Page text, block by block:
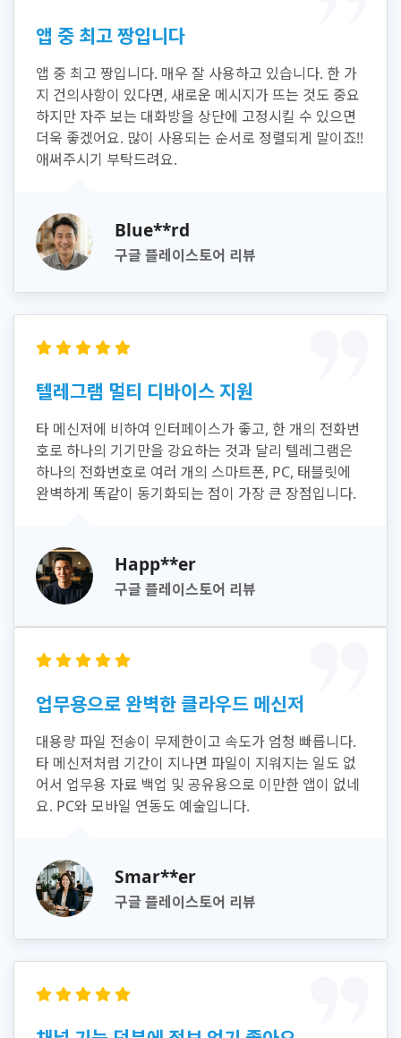
앱 중 최고 짱입니다
앱 중 최고 짱입니다. 매우 잘 사용하고 있습니다. 한 가
지 건의사항이 있다면, 새로운 메시지가 뜨는 것도 중요
하지만 자주 보는 대화방을 상단에 고정시킬 수 있으면
더욱 좋겠어요. 많이 사용되는 순서로 정렬되게 말이죠!!
애써주시기 부탁드려요.
Blue**rd
구글 플레이스토어 리뷰
텔레그램 멀티 디바이스 지원
타 메신저에 비하여 인터페이스가 좋고, 한 개의 전화번
호로 하나의 기기만을 강요하는 것과 달리 텔레그램은
하나의 전화번호로 여러 개의 스마트폰, PC, 태블릿에
완벽하게 똑같이 동기화되는 점이 가장 큰 장점입니다.
Happ**er
구글 플레이스토어 리뷰
업무용으로 완벽한 클라우드 메신저
대용량 파일 전송이 무제한이고 속도가 엄청 빠릅니다.
타 메신저처럼 기간이 지나면 파일이 지워지는 일도 없
어서 업무용 자료 백업 및 공유용으로 이만한 앱이 없네
요. PC와 모바일 연동도 예술입니다.
Smar**er
구글 플레이스토어 리뷰